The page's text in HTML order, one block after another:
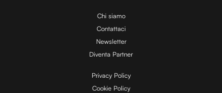
Chi siamo
Contattaci
Newsletter
Diventa Partner
Privacy Policy
Cookie Policy